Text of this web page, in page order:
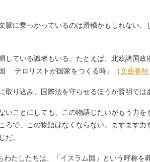
に乗っかっているのは滑稽かもしれない。
ている識者もいる。たとえば、北欧諸国政
テロリストが国家をつくる時』（文藝春秋
り込み、国際法を守らせるほうが賢明では
ことにしても、この物語じたいがもう力を
で、この物語はなくならない。ますます力
だ。
たしたちは、「イスラム国」という呼称を